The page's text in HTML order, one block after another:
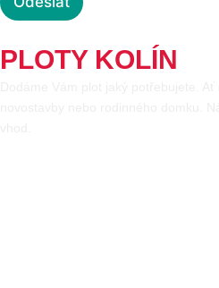
PLOTY KOLÍN